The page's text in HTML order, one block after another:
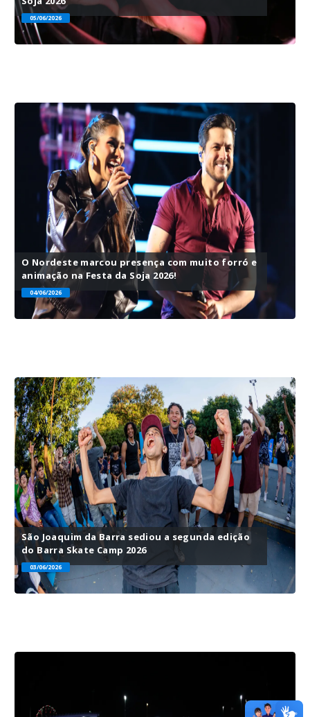
05/06/2026
O Nordeste marcou presença com muito forró e
animação na Festa da Soja 2026!
04/06/2026
São Joaquim da Barra sediou a segunda edição
do Barra Skate Camp 2026
03/06/2026